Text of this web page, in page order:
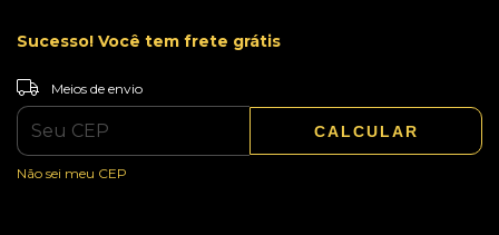
Sucesso! Você tem frete grátis
Entregas para o CEP:
Meios de envio
CALCULAR
Não sei meu CEP